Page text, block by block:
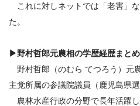
これに対しネットでは「老害」
た。
▶野村哲郎元農相の学歴経歴まとめ
野村哲郎（のむら てつろう）元
主党所属の参議院議員（鹿児島県
農林水産行政の分野で長年活躍